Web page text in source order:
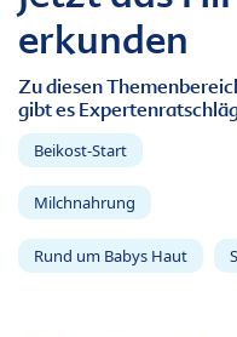
erkunden
Zu diesen
gibt es
Beikost-Start
Milchnahrung
Rund um Babys Haut